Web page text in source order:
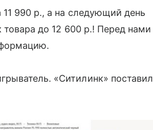
990 р., а на следующий день
товара до 12 600 р.! Перед нами
«Ситилинк» поставил